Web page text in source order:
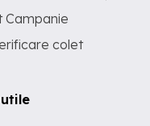
Campanie
colet